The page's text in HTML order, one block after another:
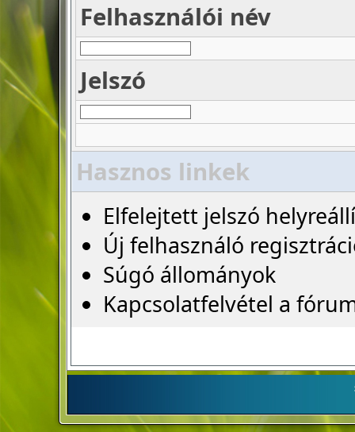
Felhasználói név
Jelszó
Hasznos linkek
Elfelejtett jelszó
Új felhasználó
Súgó állományok
Kapcsolatfelvétel a